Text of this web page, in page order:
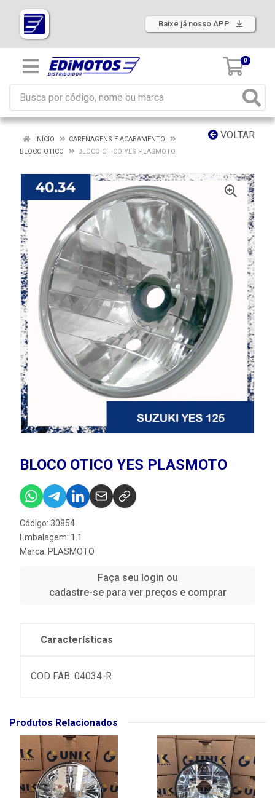
Baixe já nosso APP
0
VOLTAR
INÍCIO
CARENAGENS E ACABAMENTO
BLOCO OTICO
BLOCO OTICO YES PLASMOTO
BLOCO OTICO YES PLASMOTO
Código: 30854
Embalagem: 1.1
Marca: PLASMOTO
Faça seu login ou
cadastre-se para ver preços e comprar
Características
COD FAB: 04034-R
Produtos Relacionados